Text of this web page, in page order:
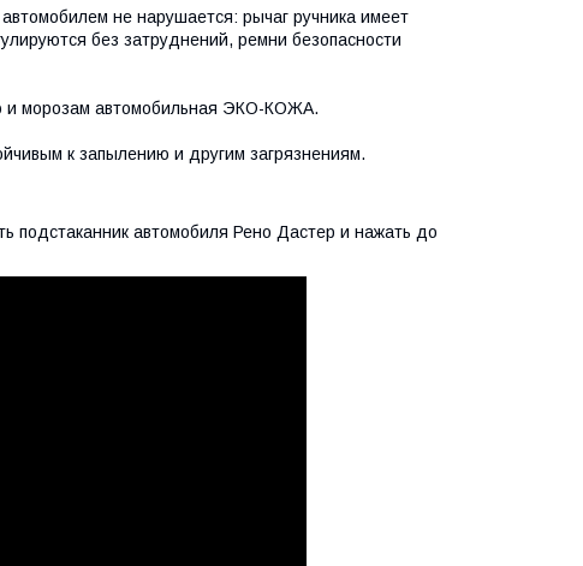
не нарушается: рычаг ручника имеет
без затруднений, ремни безопасности
и морозам автомобильная ЭКО-КОЖА.
к запылению и другим загрязнениям.
подстаканник автомобиля Рено Дастер и нажать до